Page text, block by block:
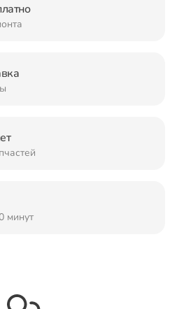
минут